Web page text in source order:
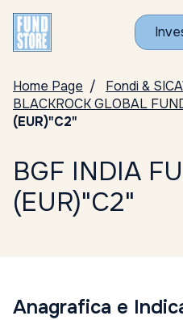
Home Page Fondi &
BLACKROCK GLOBAL
(EUR)"C2"
BGF INDIA
(EUR)"C2"
Anagrafica e